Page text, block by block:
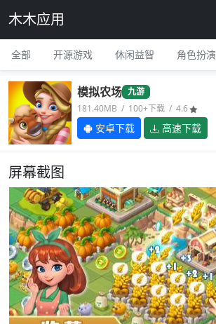
木木应用
全部 开源游戏 休闲益智 角色扮演
模拟农场 九游
181.40MB / 100+下载 / 4.6
安卓下载 高速下载
屏幕截图